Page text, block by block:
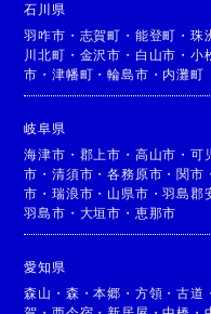
石川県
羽咋市 ・ 志賀町 ・ 能登町 ・珠
川北町 ・ 金沢市 ・ 白山市 ・小
市 ・津幡町 ・輪島市 ・ 内灘町
岐阜県
海津市 ・ 郡上市 ・ 高山市 ・可
市 ・清須市 ・各務原市 ・関市 ・
市 ・瑞浪市 ・ 山県市 ・羽島郡
羽島市 ・ 大垣市 ・ 恵那市
愛知県
森山 ・ 森 ・本郷 ・ 方領 ・古道 ・